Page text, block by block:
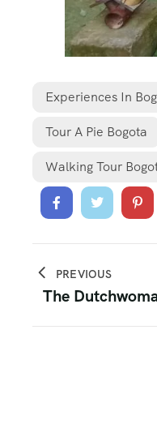
Experiences In
Tour A Pie Bogota
Walking Tour
PREVIOUS
The